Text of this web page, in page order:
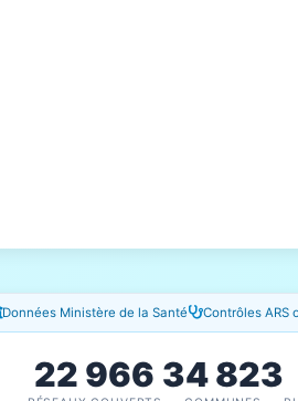
Données Ministère de la Santé Contrôles ARS
22 966 34 823